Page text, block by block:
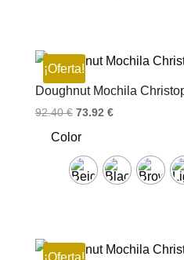
¡Oferta!
Doughnut Mochila
92.40€ El
era:
92.40 €.
73.92 €El
es:
73.92 €.
Color
¡Oferta!